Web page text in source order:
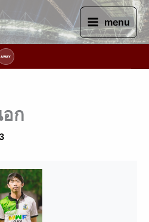
menu
AWAY
ข่งขัน
ก